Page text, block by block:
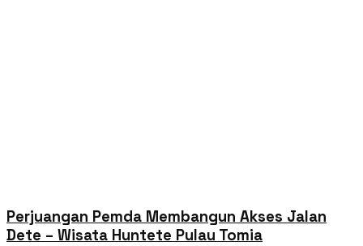
Perjuangan Pemda Membangun Akses Jalan
Dete – Wisata Huntete Pulau Tomia